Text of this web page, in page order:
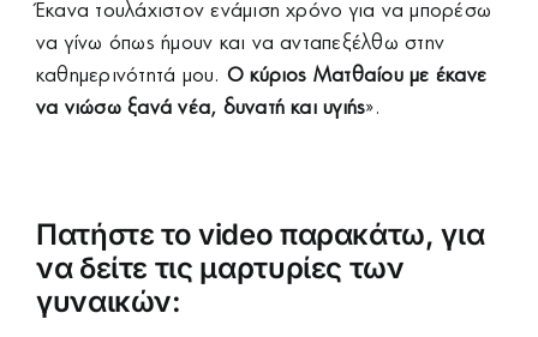
Έκανα τουλάχιστον ενάμιση χρόνο για να μπορέσω
να γίνω όπως ήμουν και να ανταπεξέλθω στην
καθημερινότητά μου. Ο κύριος Ματθαίου με έκανε
να νιώσω ξανά νέα, δυνατή και υγιής».
Πατήστε τοvideo παρακάτω, για
να δείτε τις μαρτυρίες των
γυναικών: